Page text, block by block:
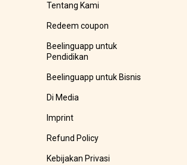
Tentang Kami
Redeem coupon
Beelinguapp untuk
Pendidikan
Beelinguapp untuk Bisnis
Di Media
Imprint
Refund Policy
Kebijakan Privasi